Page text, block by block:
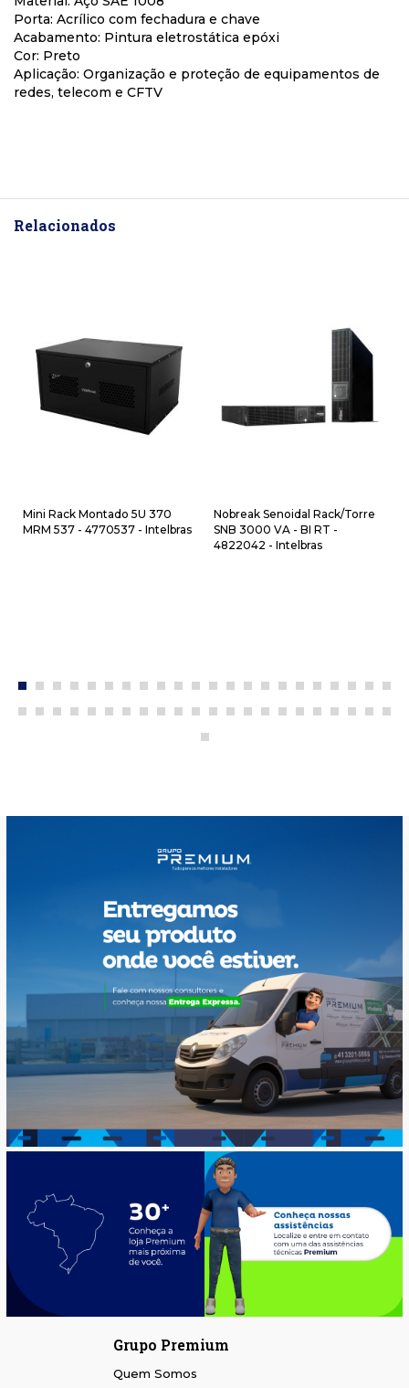
Porta: Acrílico com fechadura e chave
Acabamento: Pintura eletrostática epóxi
Cor: Preto
Aplicação: Organização e proteção de equipamentos de
redes, telecom e CFTV
Relacionados
Mini Rack Montado 5U 370
MRM 537 - 4770537 - Intelbras
Nobreak Senoidal Rack/Torre
SNB 3000 VA - BI RT -
4822042 - Intelbras
Grupo Premium
Quem Somos